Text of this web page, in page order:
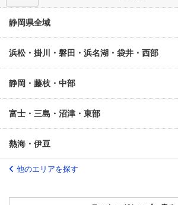
静岡県全域
浜松・掛川・磐田・浜名湖・袋井・西部
静岡・藤枝・中部
富士・三島・沼津・東部
熱海・伊豆
他のエリアを探す